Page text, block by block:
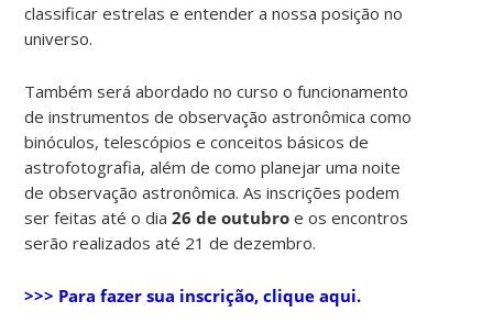
classificar estrelas e entender a nossa posição no
universo.
Também será abordado no curso o funcionamento
de instrumentos de observação astronômica como
binóculos, telescópios e conceitos básicos de
astrofotografia, além de como planejar uma noite
de observação astronômica. As inscrições podem
ser feitas até o dia 26 de outubro e os encontros
serão realizados até 21 de dezembro.
>>> Para fazer sua inscrição, clique aqui.